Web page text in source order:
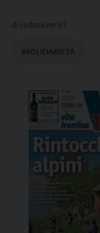
di redazione VT
#SOLIDARIETÀ